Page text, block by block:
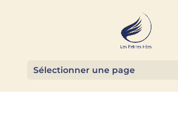
Sélectionner une page